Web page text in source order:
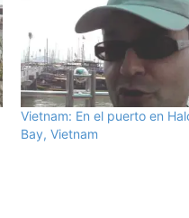
Vietnam: En el puerto en
Bay, Vietnam